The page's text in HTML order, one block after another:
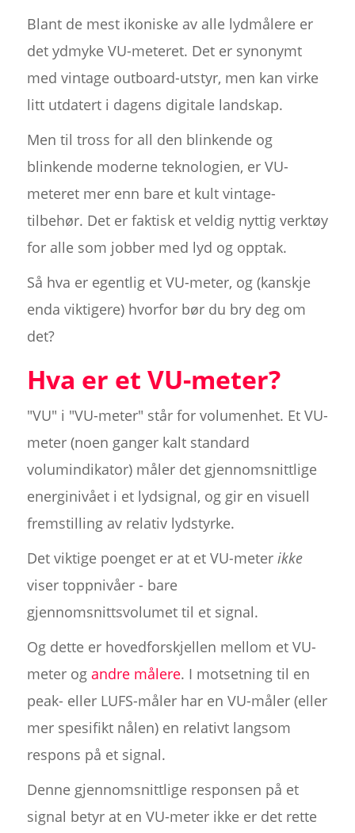
Blant de mest ikoniske av alle lydmålere er
det ydmyke VU-meteret. Det er synonymt
med vintage outboard-utstyr, men kan virke
litt utdatert i dagens digitale landskap.
Men til tross for all den blinkende og
blinkende moderne teknologien, er VU-
meteret mer enn bare et kult vintage-
tilbehør. Det er faktisk et veldig nyttig verktøy
for alle som jobber med lyd og opptak.
Så hva er egentlig et VU-meter, og (kanskje
enda viktigere) hvorfor bør du bry deg om
det?
Hva er et VU-meter?
"VU" i "VU-meter" står for volumenhet. Et VU-
meter (noen ganger kalt standard
volumindikator) måler det gjennomsnittlige
energinivået i et lydsignal, og gir en visuell
fremstilling av relativ lydstyrke.
Det viktige poenget er at et VU-meter ikke
viser toppnivåer - bare
gjennomsnittsvolumet til et signal.
Og dette er hovedforskjellen mellom et VU-
meter og andre målere. I motsetning til en
peak- eller LUFS-måler har en VU-måler (eller
mer spesifikt nålen) en relativt langsom
respons på et signal.
Denne gjennomsnittlige responsen på et
signal betyr at en VU-meter ikke er det rette